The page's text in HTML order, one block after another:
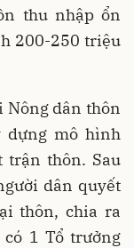
thu nhập ổn
200-250 triệu
Nông dân thôn
dựng mô hình
trận thôn. Sau
dân quyết
thôn, chia ra
1 Tổ trưởng